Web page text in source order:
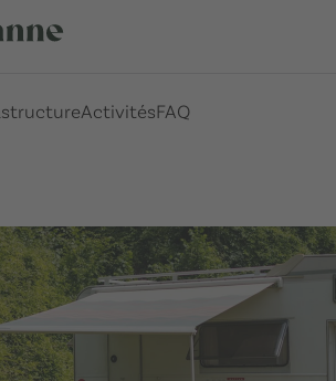
ActivitésFAQ